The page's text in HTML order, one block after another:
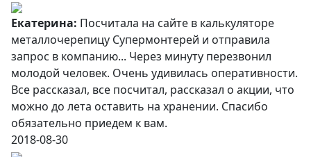
Екатерина: Посчитала на сайте в калькуляторе
металлочерепицу Супермонтерей и отправила
запрос в компанию... Через минуту перезвонил
молодой человек. Очень удивилась оперативности.
Все рассказал, все посчитал, рассказал о акции, что
можно до лета оставить на хранении. Спасибо
обязательно приедем к вам.
2018-08-30